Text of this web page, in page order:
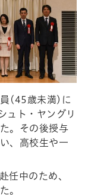
(45歳未満)に
ュト・ヤングリ
。その後授与
、高校生や一
任中のため、
。